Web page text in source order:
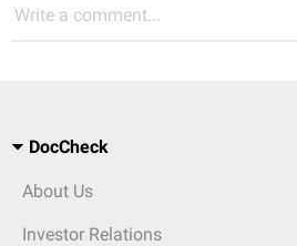
Write a comment...
DocCheck
About Us
Investor Relations